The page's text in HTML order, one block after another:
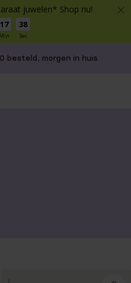
juwelen* Shop nu!
17
Min
37
Sec
vanaf €49